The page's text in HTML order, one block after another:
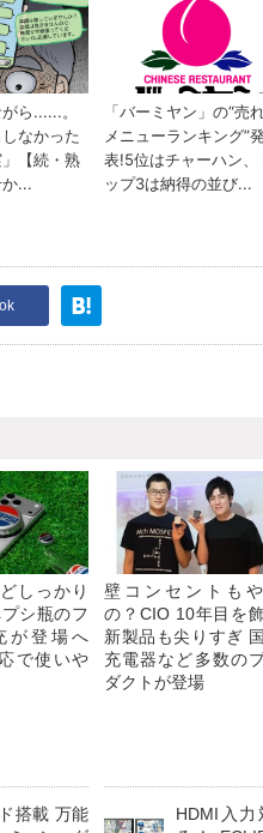
しっかり
シ瓶のフ
が登場へ
で使いや
壁コンセントも
の？CIO 10年目を
新製品も尖りすぎ
充電器など多数の
ダクトが登場
搭載 万能
HDMI入